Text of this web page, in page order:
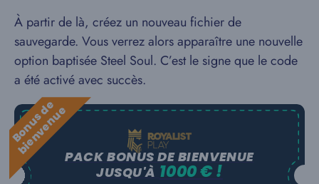
À partir de là, créez un nouveau fichier de
sauvegarde. Vous verrez alors apparaître une nouvelle
option baptisée Steel Soul. C’est le signe que le code
a été activé avec succès.
B
o
n
u
s
d
e
b
i
e
n
v
e
n
u
ePACK BONUS DE BIENVENUE
JUSQU'À 1000 € !